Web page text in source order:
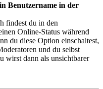
Benutzername in der
findest du in den
Online-Status während
du diese Option einschaltest,
und du selbst
wirst dann als unsichtbarer